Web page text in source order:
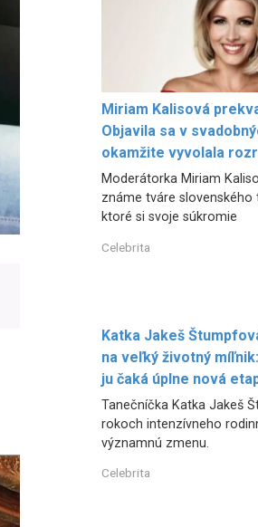
Miriam Kalisová
Objavila sa v
okamžite vyvolala
Moderátorka Miriam
známe tváre slovenského
ktoré si svoje súkromie
Celebrita
Katka Jakeš
na veľký životný
ju čaká úplne nová
Tanečníčka Katka Jakeš
rokoch intenzívneho
významnú zmenu.
Celebrita